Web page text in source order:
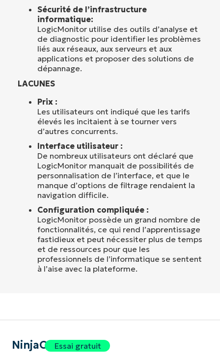
Sécurité de l’infrastructure
informatique:
LogicMonitor utilise des outils d’analyse et
de diagnostic pour identifier les problèmes
liés aux réseaux, aux serveurs et aux
applications et proposer des solutions de
dépannage.
LACUNES
Prix :
Les utilisateurs ont indiqué que les tarifs
élevés les incitaient à se tourner vers
d’autres concurrents.
Interface utilisateur :
De nombreux utilisateurs ont déclaré que
LogicMonitor manquait de possibilités de
personnalisation de l’interface, et que le
manque d’options de filtrage rendaient la
navigation difficile.
Configuration compliquée :
LogicMonitor possède un grand nombre de
fonctionnalités, ce qui rend l’apprentissage
fastidieux et peut nécessiter plus de temps
et de ressources pour que les
professionnels de l’informatique se sentent
à l’aise avec la plateforme.
NinjaOneEssai gratuit